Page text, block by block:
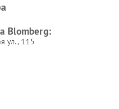
Blomberg:
ул., 115